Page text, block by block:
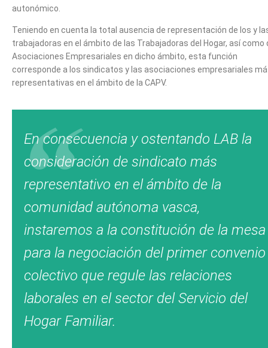
autonómico.
Teniendo en cuenta la total ausencia de representación de los y
trabajadoras en el ámbito de las Trabajadoras del Hogar, así como
Asociaciones Empresariales en dicho ámbito, esta función
corresponde a los sindicatos y las asociaciones empresariales
representativas en el ámbito de la CAPV.
En consecuencia y ostentando LAB la
consideración de sindicato más
representativo en el ámbito de la
comunidad autónoma vasca,
instaremos a la constitución de la mesa
para la negociación del primer convenio
colectivo que regule las relaciones
laborales en el sector del Servicio del
Hogar Familiar.